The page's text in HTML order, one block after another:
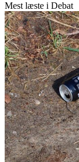
Mest læste i Debat